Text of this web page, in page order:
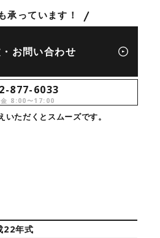
承っています！
お問い合わせ
877-6033
金 8:00〜17:00
いただくとスムーズです。
22年式